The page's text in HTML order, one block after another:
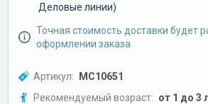
Деловые линии)
Точная стоимость доставки будет
оформлении заказа
Артикул: МС10651
Рекомендуемый возраст: от 1 до 3